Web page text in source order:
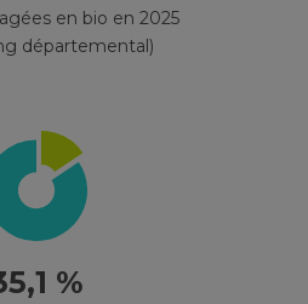
en bio en 2025
départemental)
%